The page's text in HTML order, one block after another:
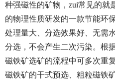
种强磁性的矿物，zui常见的就
的物理性质研发的一款节能环
处理量大、分选效果好、无需
分选，不会产生二次污染。根
磁铁矿选矿的流程中可多次重
磁铁矿的干式预选、粗粒磁铁